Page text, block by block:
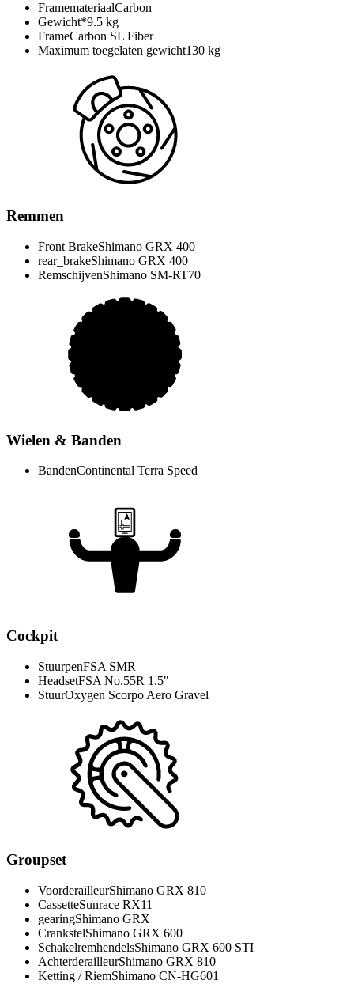
FramemateriaalCarbon
Gewicht*9.5 kg
FrameCarbon SL Fiber
Maximum toegelaten gewicht130 kg
Remmen
Front BrakeShimano GRX 400
rear_brakeShimano GRX 400
RemschijvenShimano SM-RT70
Wielen & Banden
BandenContinental Terra Speed
Cockpit
StuurpenFSA SMR
HeadsetFSA No.55R 1.5"
StuurOxygen Scorpo Aero Gravel
Groupset
VoorderailleurShimano GRX 810
CassetteSunrace RX11
gearingShimano GRX
CrankstelShimano GRX 600
SchakelremhendelsShimano GRX 600 STI
AchterderailleurShimano GRX 810
Ketting / RiemShimano CN-HG601